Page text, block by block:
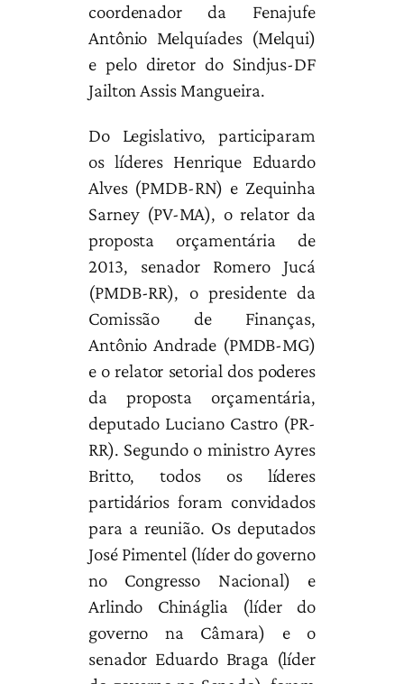
coordenador da Fenajufe
Antônio Melquíades (Melqui)
e pelo diretor do Sindjus-DF
Jailton Assis Mangueira.
Do Legislativo, participaram
os líderes Henrique Eduardo
Alves (PMDB-RN) e Zequinha
Sarney (PV-MA), o relator da
proposta orçamentária de
2013, senador Romero Jucá
(PMDB-RR), o presidente da
Comissão de Finanças,
Antônio Andrade (PMDB-MG)
e o relator setorial dos poderes
da proposta orçamentária,
deputado Luciano Castro (PR-
RR). Segundo o ministro Ayres
Britto, todos os líderes
partidários foram convidados
para a reunião. Os deputados
José Pimentel (líder do governo
no Congresso Nacional) e
Arlindo Chináglia (líder do
governo na Câmara) e o
senador Eduardo Braga (líder